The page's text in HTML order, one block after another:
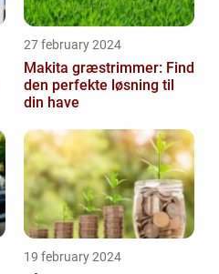
27 february 2024
Makita græstrimmer: Find
den perfekte løsning til
din have
19 february 2024